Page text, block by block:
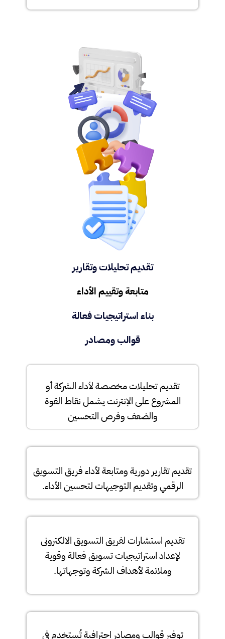
تقديم تحليلات وتقارير
متابعة وتقييم الأداء
بناء استراتيجيات فعالة
قوالب ومصادر​
تقديم تحليلات مخصصة لأداء الشركة أو
المشروع على الإنترنت يشمل نقاط القوة
والضعف وفرص التحسين
تقديم تقارير دورية ومتابعة لأداء فريق التسويق
الرقمي وتقديم التوجيهات لتحسين الأداء.
تقديم استشارات لفريق التسويق الالكترونى
لإعداد استراتيجيات تسويق فعالة وقوية
وملائمة لأهداف الشركة وتوجهاتها.
توفير قوالب ومصادر احترافية تُستخدم في